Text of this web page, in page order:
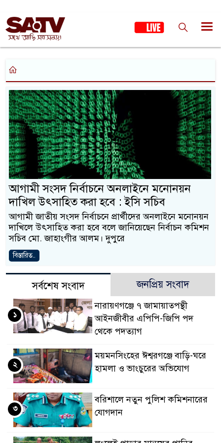
আগামী সংসদ নির্বাচনে অনলাইনে মনোনয়ন
দাখিল উৎসাহিত করা হবে : ইসি সচিব
আগামী জাতীয় সংসদ নির্বাচনে প্রার্থীদের অনলাইনে মনোনয়ন
দাখিলে উৎসাহিত করা হবে বলে জানিয়েছেন নির্বাচন কমিশন
সচিব মো. জাহাংগীর আলম। দুপুরে
বিস্তারিত..
সর্বশেষ সংবাদ জনপ্রিয় সংবাদ
নারায়ণগঞ্জে ৭ জামায়াতপন্থী
আইনজীবীর এপিপি-জিপি পদ
থেকে পদত্যাগ
১
ময়মনসিংহের ঈশ্বরগঞ্জে বাড়ি-ঘরে
হামলা ও ভাংচুরের অভিযোগ
২
বরিশালে নতুন পুলিশ কমিশনারের
যোগদান
৩